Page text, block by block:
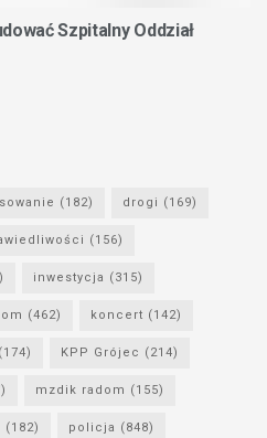
Szpitalny Oddział
(182) drogi (169)
(156)
inwestycja (315)
(462) koncert (142)
(174) KPP Grójec (214)
mzdik radom (155)
(182) policja (848)